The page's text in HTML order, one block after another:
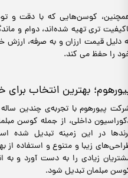
کوسن‌هایی که با دقت و
تری تهیه شده‌اند، دوام و
دلیل قیمت ارزان و به صرفه، ارزش
را حفظ می کند.
بهترین انتخاب
پیورهوم با تجربه‌ی چندین
داخلی، از جمله کوسن
در این زمینه تبدیل شده
زیبا و متنوع و استفاده از
زیادی را به دست آورد و به
مبلمان تبدیل شود.